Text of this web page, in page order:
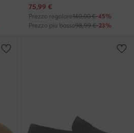
Prezzo attuale
75,99 €
Prezzo regolare140,00 €-45%
Prezzo più basso98,99 €-23%